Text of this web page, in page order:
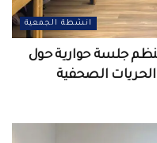
انشطة الجمعية
جلسة حوارية حول
الصحفية